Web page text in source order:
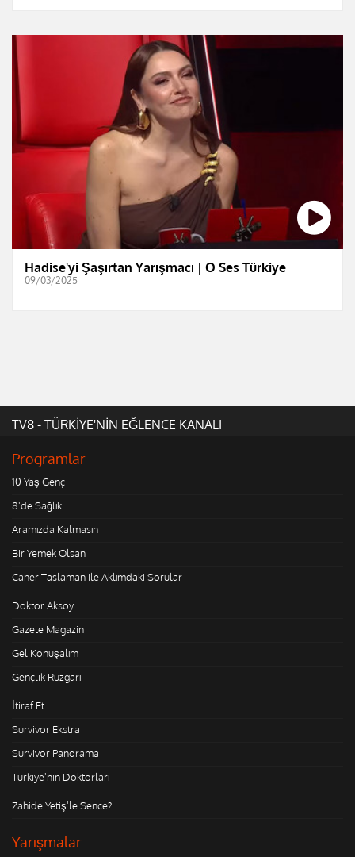
Hadise'yi Şaşırtan Yarışmacı | O Ses Türkiye
09/03/2025
TV8 - TÜRKİYE'NİN EĞLENCE KANALI
Programlar
10 Yaş Genç
8'de Sağlık
Aramızda Kalmasın
Bir Yemek Olsan
Caner Taslaman ile Aklımdaki Sorular
Doktor Aksoy
Gazete Magazin
Gel Konuşalım
Gençlik Rüzgarı
İtiraf Et
Survivor Ekstra
Survivor Panorama
Türkiye'nin Doktorları
Zahide Yetiş'le Sence?
Yarışmalar